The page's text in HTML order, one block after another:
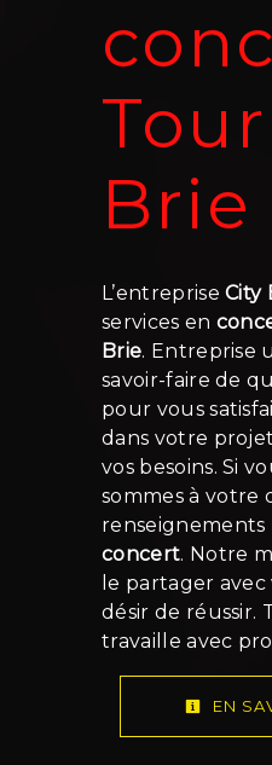
Brie
L’entrepriseCity
services en
Brie. Entreprise
savoir-faire de
pour vous
dans votre
vos besoins. Si
sommes à votre
renseignements
concert. Notre
le partager
désir de réussir.
travaille avec
EN